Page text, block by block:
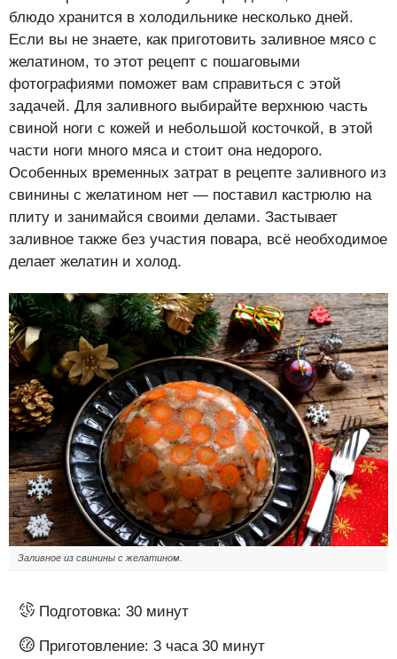
блюдо хранится в холодильнике несколько дней.
Если вы не знаете, как приготовить заливное мясо с
желатином, то этот рецепт с пошаговыми
фотографиями поможет вам справиться с этой
задачей. Для заливного выбирайте верхнюю часть
свиной ноги с кожей и небольшой косточкой, в этой
части ноги много мяса и стоит она недорого.
Особенных временных затрат в рецепте заливного из
свинины с желатином нет — поставил кастрюлю на
плиту и занимайся своими делами. Застывает
заливное также без участия повара, всё необходимое
делает желатин и холод.
Заливное из свинины с желатином.
Подготовка: 30 минут
Приготовление: 3 часа 30 минут